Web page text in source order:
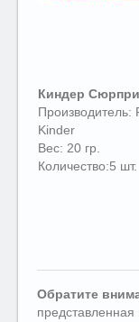
Киндер
Производитель:
Kinder
Вес: 20 гр.
Количество:5 шт.
Обратите